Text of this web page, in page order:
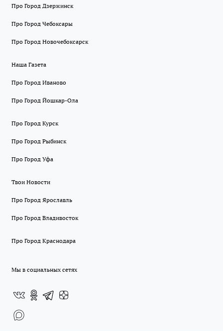
Про Город Дзержинск
Про Город Чебоксары
Про Город Новочебоксарск
Наша Газета
Про Город Иваново
Про Город Йошкар-Ола
Про Город Курск
Про Город Рыбинск
Про Город Уфа
Твои Новости
Про Город Ярославль
Про Город Владивосток
Про Город Краснодара
Мы в социальных сетях